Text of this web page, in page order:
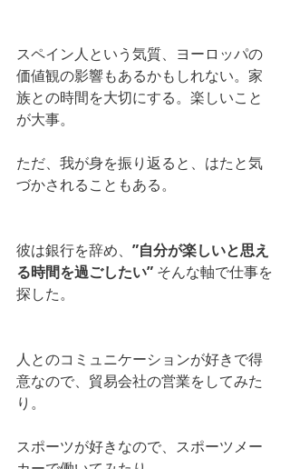
スペイン人という気質、ヨーロッパの
価値観の影響もあるかもしれない。家
族との時間を大切にする。楽しいこと
が大事。
ただ、我が身を振り返ると、はたと気
づかされることもある。
彼は銀行を辞め、 ”自分が楽しいと思え
る時間を過ごしたい” そんな軸で仕事を
探した。
人とのコミュニケーションが好きで得
意なので、貿易会社の営業をしてみた
り。
スポーツが好きなので、スポーツメー